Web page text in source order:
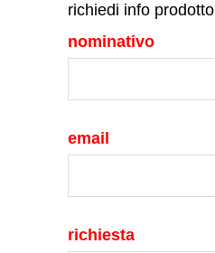
richiedi info prodotto
nominativo
email
richiesta